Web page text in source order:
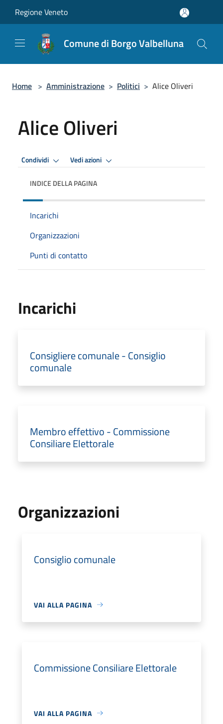
Regione Veneto
Comune di Borgo Valbelluna
Home > Amministrazione > Politici > Alice Oliveri
Alice Oliveri
Condividi Vedi azioni
INDICE DELLA PAGINA
Incarichi
Organizzazioni
Punti di contatto
Incarichi
Consigliere comunale - Consiglio
comunale
Membro effettivo - Commissione
Consiliare Elettorale
Organizzazioni
Consiglio comunale
VAI ALLA PAGINA
Commissione Consiliare Elettorale
VAI ALLA PAGINA